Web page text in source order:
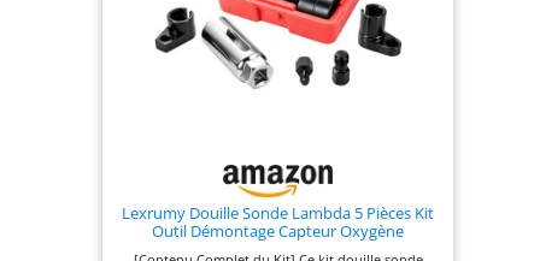
Lexrumy Douille Sonde Lambda 5 Pièces Kit
Outil Démontage Capteur Oxygène